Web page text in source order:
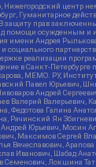
Нижегородский центр
Гуманитарное
защиту прав
помощи осужденным и
имени Андрея
и социального
реализации
в Санкт-
МЕМО. РУ,
Павел Юрьевич,
Андрей
Валерий Валерьевич,
Федотова Галина
Рачинский Ян
Юрьевич, Мосин
Максимов Сергей
Вячеславович,
Иванович, Шабад
Семенович, Локшина